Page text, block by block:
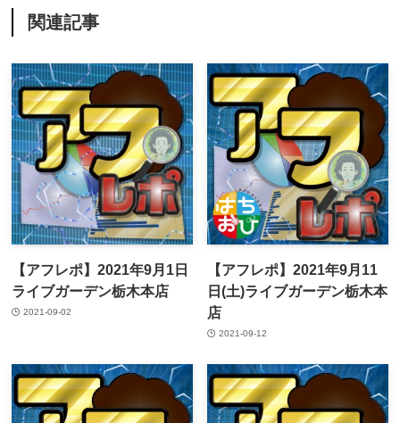
関連記事
【アフレポ】2021年9月1日
ライブガーデン栃木本店
2021-09-02
【アフレポ】2021年9月11
日(土)ライブガーデン栃木本
店
2021-09-12